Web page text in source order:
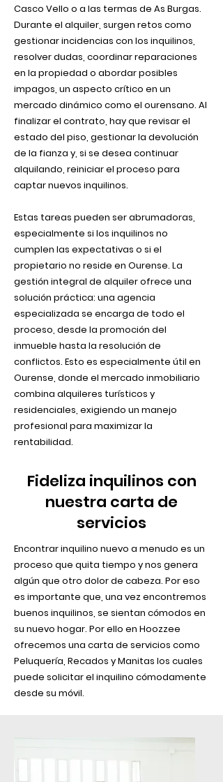
Casco Vello o a las termas de As Burgas.
Durante el alquiler, surgen retos como
gestionar incidencias con los inquilinos,
resolver dudas, coordinar reparaciones
en la propiedad o abordar posibles
impagos, un aspecto crítico en un
mercado dinámico como el ourensano. Al
finalizar el contrato, hay que revisar el
estado del piso, gestionar la devolución
de la fianza y, si se desea continuar
alquilando, reiniciar el proceso para
captar nuevos inquilinos.
Estas tareas pueden ser abrumadoras,
especialmente si los inquilinos no
cumplen las expectativas o si el
propietario no reside en Ourense. La
gestión integral de alquiler ofrece una
solución práctica: una agencia
especializada se encarga de todo el
proceso, desde la promoción del
inmueble hasta la resolución de
conflictos. Esto es especialmente útil en
Ourense, donde el mercado inmobiliario
combina alquileres turísticos y
residenciales, exigiendo un manejo
profesional para maximizar la
rentabilidad.
Fideliza inquilinos con
nuestra carta de
servicios
Encontrar inquilino nuevo a menudo es un
proceso que quita tiempo y nos genera
algún que otro dolor de cabeza. Por eso
es importante que, una vez encontremos
buenos inquilinos, se sientan cómodos en
su nuevo hogar. Por ello en Hoozzee
ofrecemos una carta de servicios como
Peluquería, Recados y Manitas los cuales
puede solicitar el inquilino cómodamente
desde su móvil.